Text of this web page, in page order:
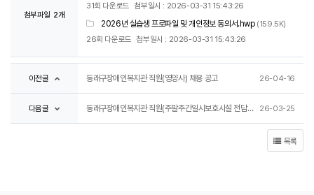
첨부파일 2개
31회 다운로드 첨부일시 : 2026-03-31 15:43:26
2026년 실습생 프로파일 및 개인정보 동의서.hwp (159.5K)
26회 다운로드 첨부일시 : 2026-03-31 15:43:26
이전글 동래구장애인복지관 직원(영양사) 채용 공고 26-04-16
다음글 동래구장애인복지관 직원(주말주간일시보호시설 전담인력) 채용 최종 합격자 발표 26-03-25
목록